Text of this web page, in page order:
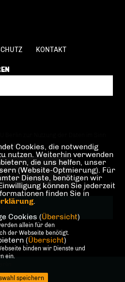
KONTAKT
Berlin zur Nutzung der Daten im Sinn
klicken
Friendly Captcha ⇗
Cookies, die notwendig
nutzen. Weiterhin verwenden
die uns helfen, unser
(Website-Optmierung). Für
Dienste, benötigen wir
können Sie jederzeit
finden Sie in
.
Cookies (Übersicht)
allein für den
der Webseite benötigt.
(Übersicht)
binden wir Dienste und
ein.
speichern